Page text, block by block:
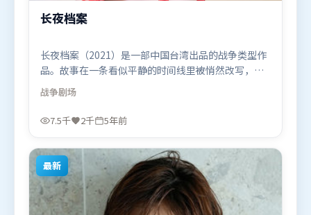
长夜档案
长夜档案（2021）是一部中国台湾出品的战争类型作
品。故事在一条看似平静的时间线里被悄然改写，人
物被迫直面过去与现在的撕裂。高潮段落信息密度
高，情绪释放与主题回扣同时完成。由郭帆执导，长
泽雅美、谭卓、黄政民，咏梅、基里安·墨菲等联袂
区首映上线，适合喜欢战争题材的观众观看。
战争剧场
7.5千 2千 5年前
最新